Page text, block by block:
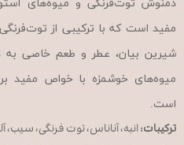
دمنوش توت‌فرنگی و میوه‌های
مفید است که با ترکیبی از توت‌فرنگی،
شیرین بیان، عطر و طعم خاصی به
میوه‌های خوشمزه با خواص مفید
است.
ترکیبات:انبه، آناناس، توت فرنگی، سیب،